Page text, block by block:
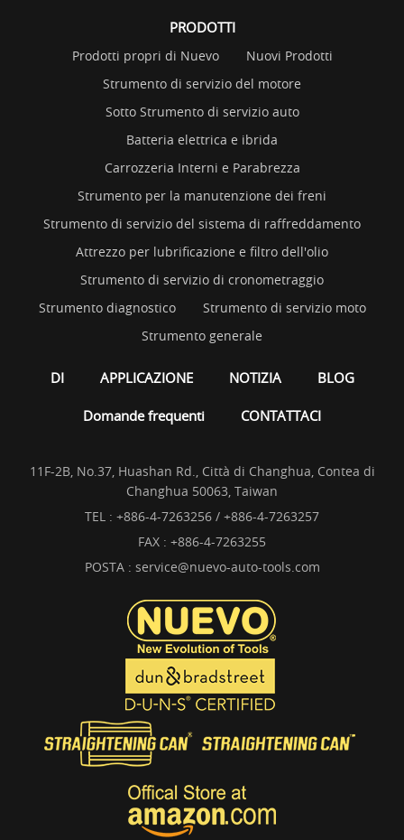
PRODOTTI
Prodotti propri di Nuevo
Nuovi Prodotti
Strumento di servizio del motore
Sotto Strumento di servizio auto
Batteria elettrica e ibrida
Carrozzeria Interni e Parabrezza
Strumento per la manutenzione dei freni
Strumento di servizio del sistema di raffreddamento
Attrezzo per lubrificazione e filtro dell'olio
Strumento di servizio di cronometraggio
Strumento diagnostico
Strumento di servizio moto
Strumento generale
DI APPLICAZIONE NOTIZIA BLOG
Domande frequenti CONTATTACI
11F-2B, No.37, Huashan Rd., Città di Changhua, Contea di
Changhua 50063, Taiwan
TEL : +886-4-7263256 / +886-4-7263257
FAX : +886-4-7263255
POSTA : service@nuevo-auto-tools.com